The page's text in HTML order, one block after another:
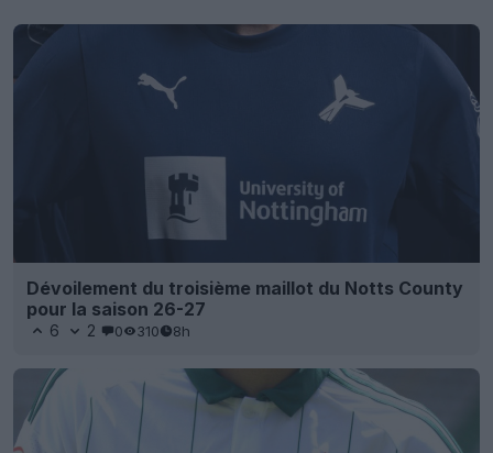
Dévoilement du troisième maillot du Notts County
pour la saison 26-27
6 2 0 310 8h